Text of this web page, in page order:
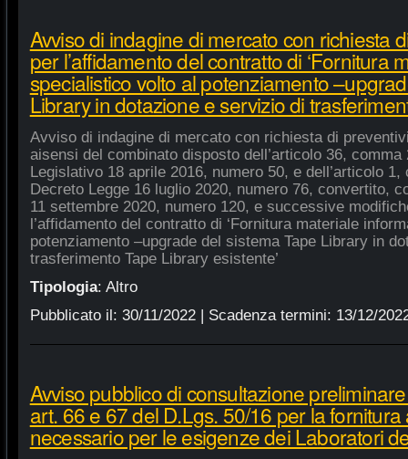
Avviso di indagine di mercato con richiesta
per l’affidamento del contratto di ‘Fornitura
specialistico volto al potenziamento
Library in dotazione e servizio di
Avviso di indagine di mercato con richiesta di
aisensi del combinato disposto dell’articolo 36,
Legislativo 18 aprile 2016, numero 50, e dell’articolo
Decreto Legge 16 luglio 2020, numero 76, convertito,
11 settembre 2020, numero 120, e successive
l’affidamento del contratto di ‘Fornitura materiale
potenziamento –upgrade del sistema Tape Library in
trasferimento Tape Library esistente’
Tipologia: Altro
Pubblicato il: 30/11/2022| Scadenza termini: 13/12/
Avviso pubblico di consultazione
art. 66 e 67 del D.Lgs. 50/16 per la
necessario per le esigenze dei Laboratori